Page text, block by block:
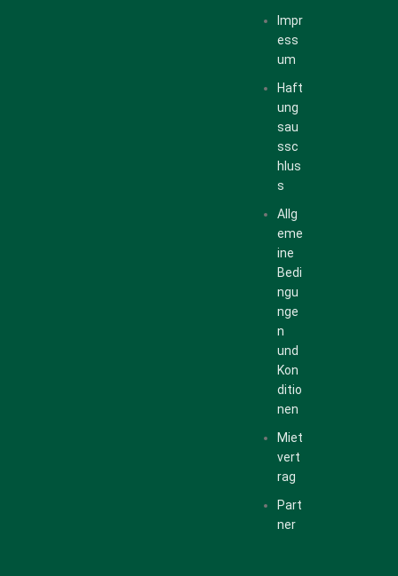
Impr
ess
um
Haft
ung
sau
ssc
hlus
s
Allg
eme
ine
Bedi
ngu
nge
n
und
Kon
ditio
nen
Miet
vert
rag
Part
ner